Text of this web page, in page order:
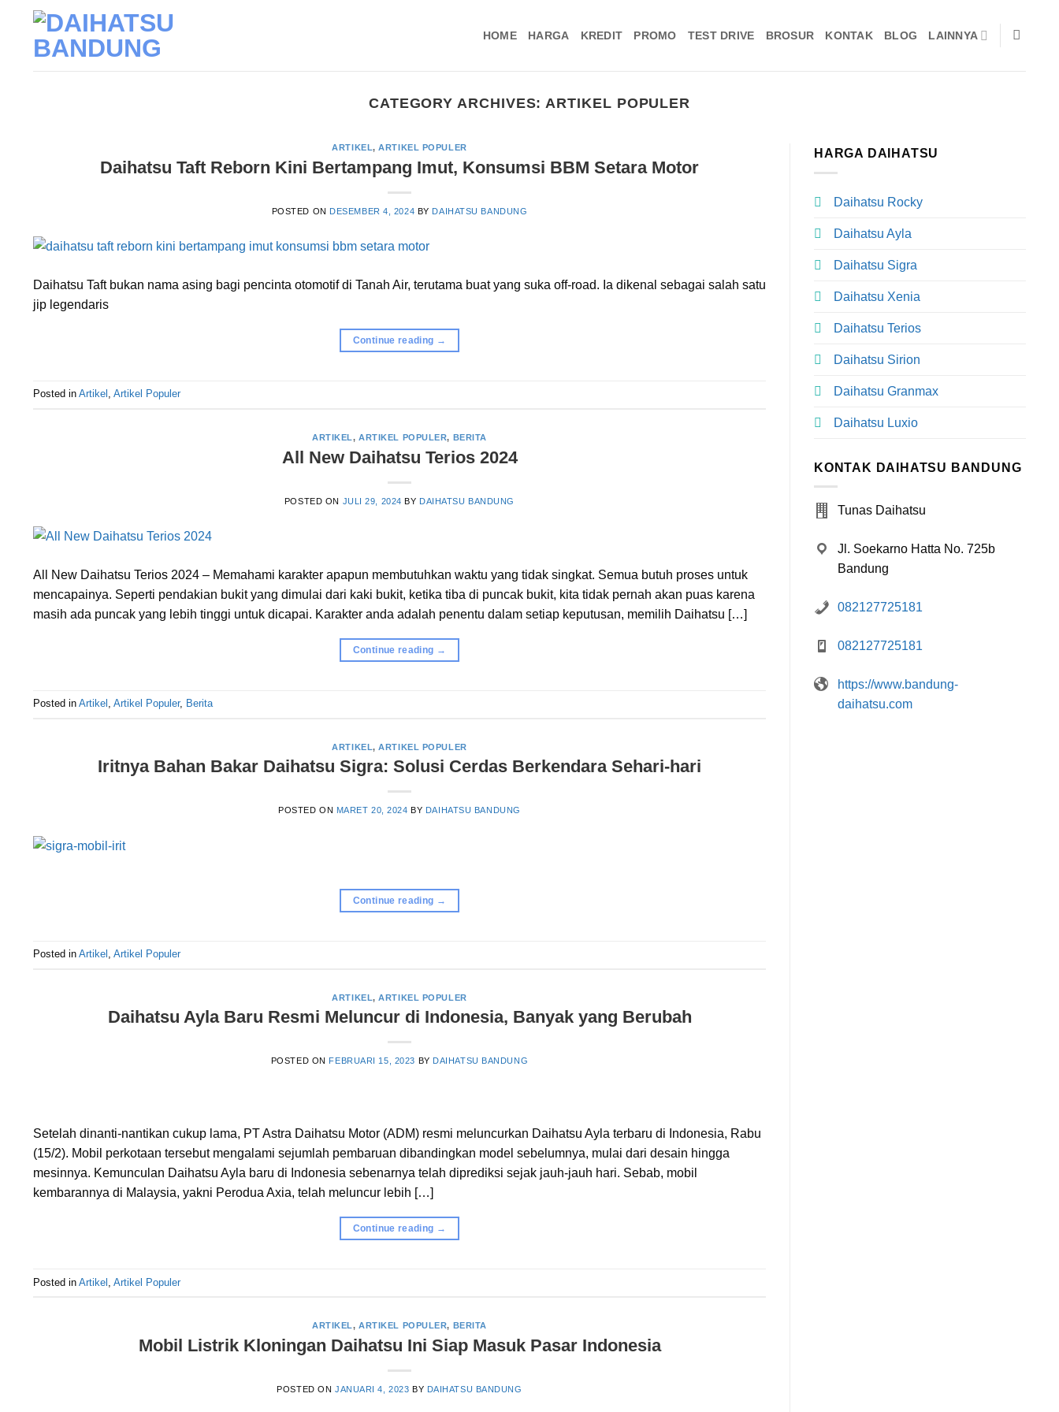
content
HOME HARGA KREDIT PROMO TEST DRIVE BROSUR KONTAK BLOG LAINNYA
CATEGORY ARCHIVES: ARTIKEL POPULER
ARTIKEL,ARTIKEL POPULER
Daihatsu Taft Reborn Kini Bertampang Imut, Konsumsi BBM Setara Motor
POSTED ON DESEMBER 4, 2024 BY DAIHATSU BANDUNG
Daihatsu Taft bukan nama asing bagi pencinta otomotif di Tanah Air, terutama buat yang suka off-road. Ia dikenal sebagai salah satu
jip legendaris
Continue reading →
Posted in Artikel , Artikel Populer
ARTIKEL,ARTIKEL POPULER, BERITA
All New Daihatsu Terios 2024
POSTED ON JULI 29, 2024 BY DAIHATSU BANDUNG
All New Daihatsu Terios 2024 – Memahami karakter apapun membutuhkan waktu yang tidak singkat. Semua butuh proses untuk
mencapainya. Seperti pendakian bukit yang dimulai dari kaki bukit, ketika tiba di puncak bukit, kita tidak pernah akan puas karena
masih ada puncak yang lebih tinggi untuk dicapai. Karakter anda adalah penentu dalam setiap keputusan, memilih Daihatsu […]
Continue reading →
Posted in Artikel , Artikel Populer, Berita
ARTIKEL,ARTIKEL POPULER
Iritnya Bahan Bakar Daihatsu Sigra: Solusi Cerdas Berkendara Sehari-hari
POSTED ON MARET 20, 2024 BY DAIHATSU BANDUNG
Continue reading →
Posted in Artikel , Artikel Populer
ARTIKEL,ARTIKEL POPULER
Daihatsu Ayla Baru Resmi Meluncur di Indonesia, Banyak yang Berubah
POSTED ON FEBRUARI 15, 2023 BY DAIHATSU BANDUNG
Setelah dinanti-nantikan cukup lama, PT Astra Daihatsu Motor (ADM) resmi meluncurkan Daihatsu Ayla terbaru di Indonesia, Rabu
(15/2). Mobil perkotaan tersebut mengalami sejumlah pembaruan dibandingkan model sebelumnya, mulai dari desain hingga
mesinnya. Kemunculan Daihatsu Ayla baru di Indonesia sebenarnya telah diprediksi sejak jauh-jauh hari. Sebab, mobil
kembarannya di Malaysia, yakni Perodua Axia, telah meluncur lebih […]
Continue reading →
Posted in Artikel Artikel Populer
ARTIKEL,ARTIKEL POPULER, BERITA
Mobil Listrik Kloningan Daihatsu Ini Siap Masuk Pasar Indonesia
POSTED ON JANUARI 4, 2023 BY DAIHATSU BANDUNG
HARGA DAIHATSU
Daihatsu Rocky
Daihatsu Ayla
Daihatsu Sigra
Daihatsu Xenia
Daihatsu Terios
Daihatsu Sirion
Daihatsu Granmax
Daihatsu Luxio
KONTAK DAIHATSU BANDUNG
Tunas Daihatsu
Jl. Soekarno Hatta No. 725b
Bandung
082127725181
082127725181
https://www.bandung-
daihatsu.com